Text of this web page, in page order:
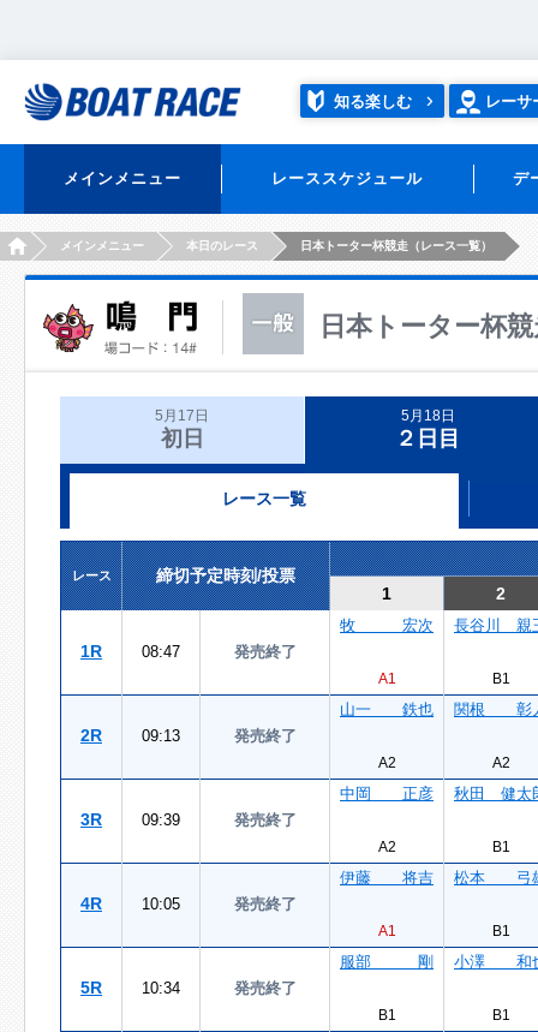
知る楽しむ レーサ
メインメニュー レーススケジュール デ
HOMEメインメニュー 本日のレース 日本トーター杯競走（レース一覧）
日本トーター杯
5月17日
初日
5月18日
２日目
レース一覧
レース
締切予定時刻/投票
1
2
1R 08:47 発売終了
牧 宏次
A1
長谷川 親
B1
2R 09:13 発売終了
山一 鉄也
A2
関根 彰
A2
3R 09:39 発売終了
中岡 正彦
A2
秋田 健太
B1
4R 10:05 発売終了
伊藤 将吉
A1
松本 弓
B1
5R 10:34 発売終了
服部 剛
B1
小澤 和
B1